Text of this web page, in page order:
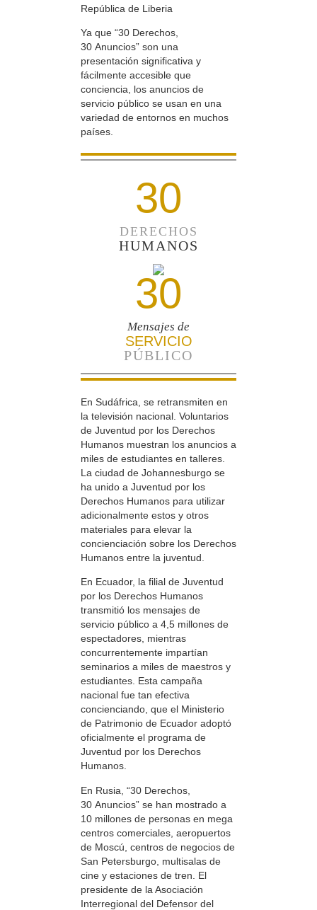
República de Liberia
Ya que “30 Derechos,
30 Anuncios” son una
presentación significativa y
fácilmente accesible que
conciencia, los anuncios de
servicio público se usan en una
variedad de entornos en muchos
países.
30
DERECHOS
HUMANOS
30
Mensajes de
SERVICIO
PÚBLICO
En Sudáfrica, se retransmiten en
la televisión nacional. Voluntarios
de Juventud por los Derechos
Humanos muestran los anuncios a
miles de estudiantes en talleres.
La ciudad de Johannesburgo se
ha unido a Juventud por los
Derechos Humanos para utilizar
adicionalmente estos y otros
materiales para elevar la
concienciación sobre los Derechos
Humanos entre la juventud.
En Ecuador, la filial de Juventud
por los Derechos Humanos
transmitió los mensajes de
servicio público a 4,5 millones de
espectadores, mientras
concurrentemente impartían
seminarios a miles de maestros y
estudiantes. Esta campaña
nacional fue tan efectiva
concienciando, que el Ministerio
de Patrimonio de Ecuador adoptó
oficialmente el programa de
Juventud por los Derechos
Humanos.
En Rusia, “30 Derechos,
30 Anuncios” se han mostrado a
10 millones de personas en mega
centros comerciales, aeropuertos
de Moscú, centros de negocios de
San Petersburgo, multisalas de
cine y estaciones de tren. El
presidente de la Asociación
Interregional del Defensor del